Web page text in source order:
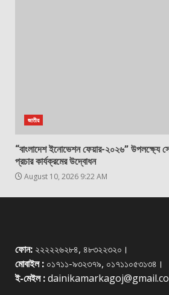
জাতীয়
“বাংলাদেশ ইনোভেশন ফেয়ার-২০২৬” উপলক্ষ্যে
প্রচার কার্যক্রমের উদ্বোধন
August 10, 2026 9:22 AM
ফোন: ২২২২২৬২৮৪, ৪৮৩২২৩২০।
মোবাইল : ০১৭১১-৯৩২৩৭৯, ০১৭১১০৫৩১৩৪।
ই-মেইল :